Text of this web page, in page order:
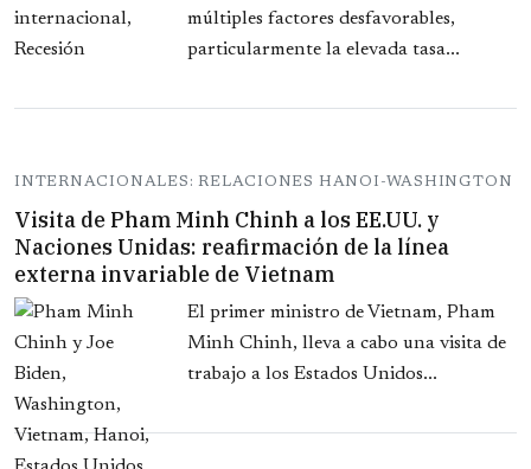
múltiples factores desfavorables,
particularmente la elevada tasa...
INTERNACIONALES: RELACIONES HANOI-WASHINGTON
Visita de Pham Minh Chinh a los EE.UU. y
Naciones Unidas: reafirmación de la línea
externa invariable de Vietnam
El primer ministro de Vietnam, Pham
Minh Chinh, lleva a cabo una visita de
trabajo a los Estados Unidos...